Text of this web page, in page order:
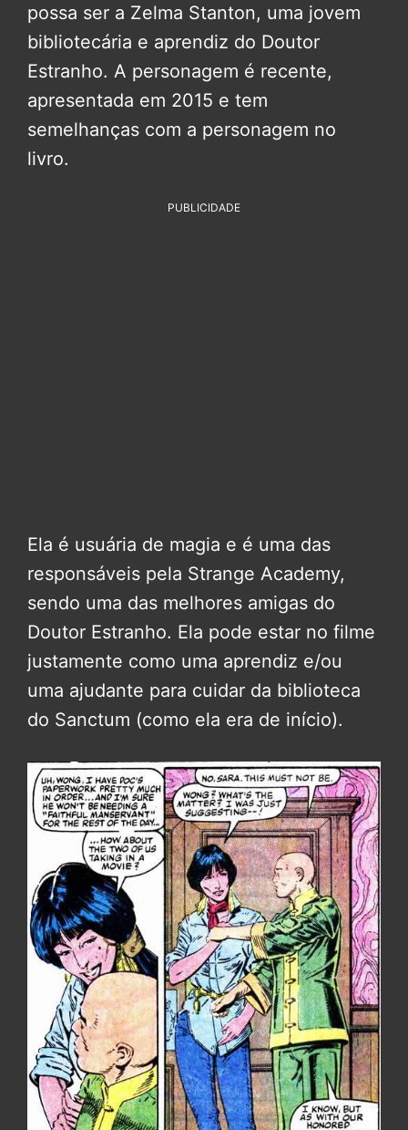
possa ser a Zelma Stanton, uma jovem
bibliotecária e aprendiz do Doutor
Estranho. A personagem é recente,
apresentada em 2015 e tem
semelhanças com a personagem no
livro.
PUBLICIDADE
Ela é usuária de magia e é uma das
responsáveis pela Strange Academy,
sendo uma das melhores amigas do
Doutor Estranho. Ela pode estar no filme
justamente como uma aprendiz e/ou
uma ajudante para cuidar da biblioteca
do Sanctum (como ela era de início).